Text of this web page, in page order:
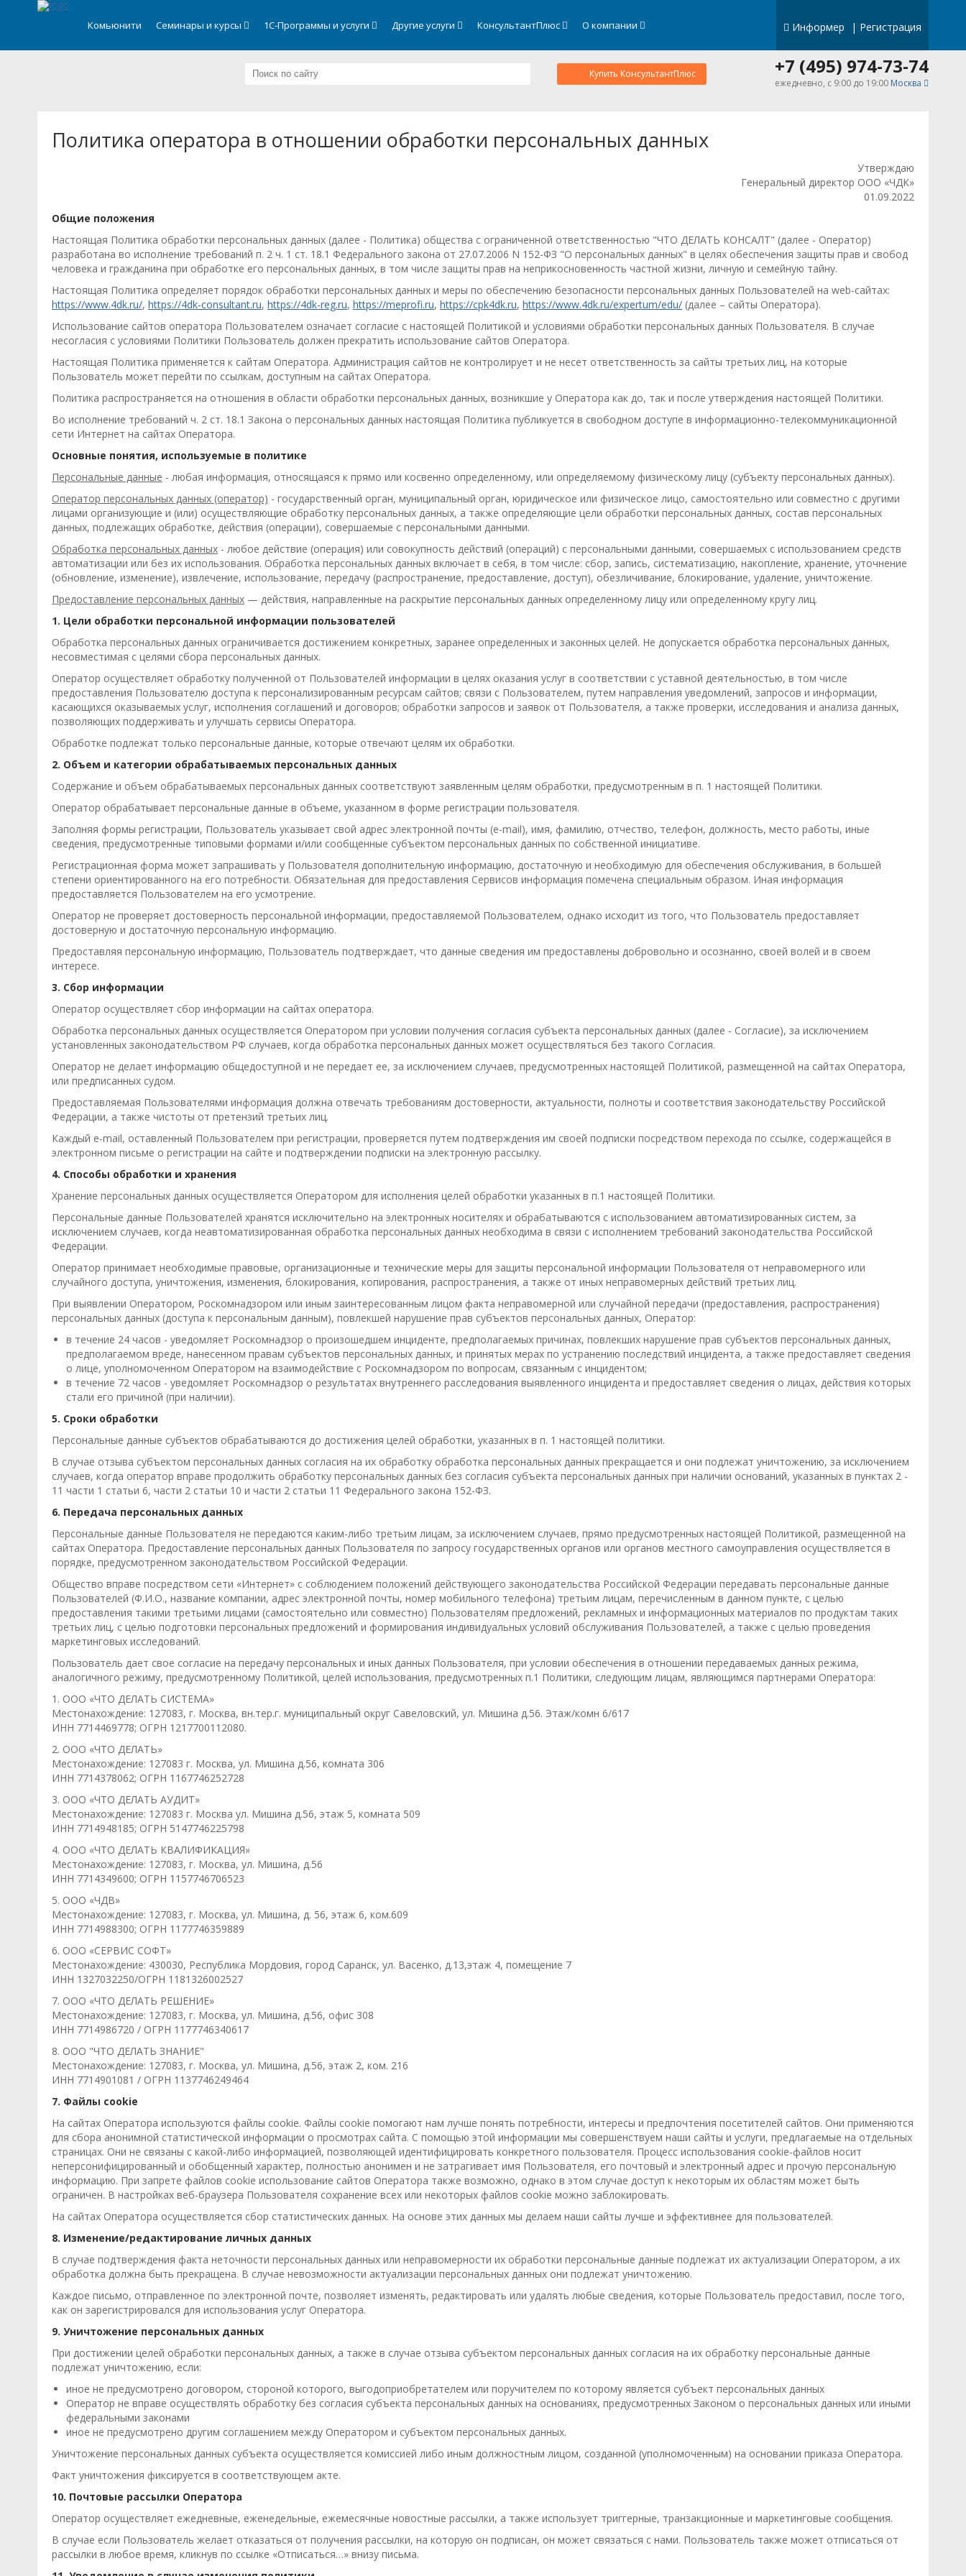
Комьюнити Семинары и курсы 1С-Программы и услуги Другие услуги КонсультантПлюс О компании Информер | Регистрация
Купить КонсультантПлюс +7 (495) 974-73-74
ежедневно, c 9:00 до 19:00 Москва
Политика оператора в отношении обработки персональных данных
Утверждаю
Генеральный директор ООО «ЧДК»
01.09.2022
Общие положения
Настоящая Политика обработки персональных данных (далее - Политика) общества с ограниченной ответственностью "ЧТО ДЕЛАТЬ КОНСАЛТ" (далее - Оператор)
разработана во исполнение требований п. 2 ч. 1 ст. 18.1 Федерального закона от 27.07.2006 N 152-ФЗ "О персональных данных" в целях обеспечения защиты прав и свобод
человека и гражданина при обработке его персональных данных, в том числе защиты прав на неприкосновенность частной жизни, личную и семейную тайну.
Настоящая Политика определяет порядок обработки персональных данных и меры по обеспечению безопасности персональных данных Пользователей на web-сайтах:
https://www.4dk.ru/, https://4dk-consultant.ru, https://4dk-reg.ru, https://meprofi.ru, https://cpk4dk.ru, https://www.4dk.ru/expertum/edu/ (далее – сайты Оператора).
Использование сайтов оператора Пользователем означает согласие с настоящей Политикой и условиями обработки персональных данных Пользователя. В случае
несогласия с условиями Политики Пользователь должен прекратить использование сайтов Оператора.
Настоящая Политика применяется к сайтам Оператора. Администрация сайтов не контролирует и не несет ответственность за сайты третьих лиц, на которые
Пользователь может перейти по ссылкам, доступным на сайтах Оператора.
Политика распространяется на отношения в области обработки персональных данных, возникшие у Оператора как до, так и после утверждения настоящей Политики.
Во исполнение требований ч. 2 ст. 18.1 Закона о персональных данных настоящая Политика публикуется в свободном доступе в информационно-телекоммуникационной
сети Интернет на сайтах Оператора.
Основные понятия, используемые в политике
Персональные данные - любая информация, относящаяся к прямо или косвенно определенному, или определяемому физическому лицу (субъекту персональных данных).
Оператор персональных данных (оператор) - государственный орган, муниципальный орган, юридическое или физическое лицо, самостоятельно или совместно с другими
лицами организующие и (или) осуществляющие обработку персональных данных, а также определяющие цели обработки персональных данных, состав персональных
данных, подлежащих обработке, действия (операции), совершаемые с персональными данными.
Обработка персональных данных - любое действие (операция) или совокупность действий (операций) с персональными данными, совершаемых с использованием средств
автоматизации или без их использования. Обработка персональных данных включает в себя, в том числе: сбор, запись, систематизацию, накопление, хранение, уточнение
(обновление, изменение), извлечение, использование, передачу (распространение, предоставление, доступ), обезличивание, блокирование, удаление, уничтожение.
Предоставление персональных данных — действия, направленные на раскрытие персональных данных определенному лицу или определенному кругу лиц.
1. Цели обработки персональной информации пользователей
Обработка персональных данных ограничивается достижением конкретных, заранее определенных и законных целей. Не допускается обработка персональных данных,
несовместимая с целями сбора персональных данных.
Оператор осуществляет обработку полученной от Пользователей информации в целях оказания услуг в соответствии с уставной деятельностью, в том числе
предоставления Пользователю доступа к персонализированным ресурсам сайтов; связи с Пользователем, путем направления уведомлений, запросов и информации,
касающихся оказываемых услуг, исполнения соглашений и договоров; обработки запросов и заявок от Пользователя, а также проверки, исследования и анализа данных,
позволяющих поддерживать и улучшать сервисы Оператора.
Обработке подлежат только персональные данные, которые отвечают целям их обработки.
2. Объем и категории обрабатываемых персональных данных
Содержание и объем обрабатываемых персональных данных соответствуют заявленным целям обработки, предусмотренным в п. 1 настоящей Политики.
Оператор обрабатывает персональные данные в объеме, указанном в форме регистрации пользователя.
Заполняя формы регистрации, Пользователь указывает свой адрес электронной почты (e-mail), имя, фамилию, отчество, телефон, должность, место работы, иные
сведения, предусмотренные типовыми формами и/или сообщенные субъектом персональных данных по собственной инициативе.
Регистрационная форма может запрашивать у Пользователя дополнительную информацию, достаточную и необходимую для обеспечения обслуживания, в большей
степени ориентированного на его потребности. Обязательная для предоставления Сервисов информация помечена специальным образом. Иная информация
предоставляется Пользователем на его усмотрение.
Оператор не проверяет достоверность персональной информации, предоставляемой Пользователем, однако исходит из того, что Пользователь предоставляет
достоверную и достаточную персональную информацию.
Предоставляя персональную информацию, Пользователь подтверждает, что данные сведения им предоставлены добровольно и осознанно, своей волей и в своем
интересе.
3. Сбор информации
Оператор осуществляет сбор информации на сайтах оператора.
Обработка персональных данных осуществляется Оператором при условии получения согласия субъекта персональных данных (далее - Согласие), за исключением
установленных законодательством РФ случаев, когда обработка персональных данных может осуществляться без такого Согласия.
Оператор не делает информацию общедоступной и не передает ее, за исключением случаев, предусмотренных настоящей Политикой, размещенной на сайтах Оператора,
или предписанных судом.
Предоставляемая Пользователями информация должна отвечать требованиям достоверности, актуальности, полноты и соответствия законодательству Российской
Федерации, а также чистоты от претензий третьих лиц.
Каждый e-mail, оставленный Пользователем при регистрации, проверяется путем подтверждения им своей подписки посредством перехода по ссылке, содержащейся в
электронном письме о регистрации на сайте и подтверждении подписки на электронную рассылку.
4. Способы обработки и хранения
Хранение персональных данных осуществляется Оператором для исполнения целей обработки указанных в п.1 настоящей Политики.
Персональные данные Пользователей хранятся исключительно на электронных носителях и обрабатываются с использованием автоматизированных систем, за
исключением случаев, когда неавтоматизированная обработка персональных данных необходима в связи с исполнением требований законодательства Российской
Федерации.
Оператор принимает необходимые правовые, организационные и технические меры для защиты персональной информации Пользователя от неправомерного или
случайного доступа, уничтожения, изменения, блокирования, копирования, распространения, а также от иных неправомерных действий третьих лиц.
При выявлении Оператором, Роскомнадзором или иным заинтересованным лицом факта неправомерной или случайной передачи (предоставления, распространения)
персональных данных (доступа к персональным данным), повлекшей нарушение прав субъектов персональных данных, Оператор:
в течение 24 часов - уведомляет Роскомнадзор о произошедшем инциденте, предполагаемых причинах, повлекших нарушение прав субъектов персональных данных,
предполагаемом вреде, нанесенном правам субъектов персональных данных, и принятых мерах по устранению последствий инцидента, а также предоставляет сведения
о лице, уполномоченном Оператором на взаимодействие с Роскомнадзором по вопросам, связанным с инцидентом;
в течение 72 часов - уведомляет Роскомнадзор о результатах внутреннего расследования выявленного инцидента и предоставляет сведения о лицах, действия которых
стали его причиной (при наличии).
5. Сроки обработки
Персональные данные субъектов обрабатываются до достижения целей обработки, указанных в п. 1 настоящей политики.
В случае отзыва субъектом персональных данных согласия на их обработку обработка персональных данных прекращается и они подлежат уничтожению, за исключением
случаев, когда оператор вправе продолжить обработку персональных данных без согласия субъекта персональных данных при наличии оснований, указанных в пунктах 2 -
11 части 1 статьи 6, части 2 статьи 10 и части 2 статьи 11 Федерального закона 152-ФЗ.
6. Передача персональных данных
Персональные данные Пользователя не передаются каким-либо третьим лицам, за исключением случаев, прямо предусмотренных настоящей Политикой, размещенной на
сайтах Оператора. Предоставление персональных данных Пользователя по запросу государственных органов или органов местного самоуправления осуществляется в
порядке, предусмотренном законодательством Российской Федерации.
Общество вправе посредством сети «Интернет» с соблюдением положений действующего законодательства Российской Федерации передавать персональные данные
Пользователей (Ф.И.О., название компании, адрес электронной почты, номер мобильного телефона) третьим лицам, перечисленным в данном пункте, с целью
предоставления такими третьими лицами (самостоятельно или совместно) Пользователям предложений, рекламных и информационных материалов по продуктам таких
третьих лиц, с целью подготовки персональных предложений и формирования индивидуальных условий обслуживания Пользователей, а также с целью проведения
маркетинговых исследований.
Пользователь дает свое согласие на передачу персональных и иных данных Пользователя, при условии обеспечения в отношении передаваемых данных режима,
аналогичного режиму, предусмотренному Политикой, целей использования, предусмотренных п.1 Политики, следующим лицам, являющимся партнерами Оператора:
1. ООО «ЧТО ДЕЛАТЬ СИСТЕМА»
Местонахождение: 127083, г. Москва, вн.тер.г. муниципальный округ Савеловский, ул. Мишина д.56. Этаж/комн 6/617
ИНН 7714469778; ОГРН 1217700112080.
2. ООО «ЧТО ДЕЛАТЬ»
Местонахождение: 127083 г. Москва, ул. Мишина д.56, комната 306
ИНН 7714378062; ОГРН 1167746252728
3. ООО «ЧТО ДЕЛАТЬ АУДИТ»
Местонахождение: 127083 г. Москва ул. Мишина д.56, этаж 5, комната 509
ИНН 7714948185; ОГРН 5147746225798
4. ООО «ЧТО ДЕЛАТЬ КВАЛИФИКАЦИЯ»
Местонахождение: 127083, г. Москва, ул. Мишина, д.56
ИНН 7714349600; ОГРН 1157746706523
5. ООО «ЧДВ»
Местонахождение: 127083, г. Москва, ул. Мишина, д. 56, этаж 6, ком.609
ИНН 7714988300; ОГРН 1177746359889
6. ООО «СЕРВИС СОФТ»
Местонахождение: 430030, Республика Мордовия, город Саранск, ул. Васенко, д.13,этаж 4, помещение 7
ИНН 1327032250/ОГРН 1181326002527
7. ООО «ЧТО ДЕЛАТЬ РЕШЕНИЕ»
Местонахождение: 127083, г. Москва, ул. Мишина, д.56, офис 308
ИНН 7714986720 / ОГРН 1177746340617
8. ООО "ЧТО ДЕЛАТЬ ЗНАНИЕ"
Местонахождение: 127083, г. Москва, ул. Мишина, д.56, этаж 2, ком. 216
ИНН 7714901081 / ОГРН 1137746249464
7. Файлы cookie
На сайтах Оператора используются файлы cookie. Файлы cookie помогают нам лучше понять потребности, интересы и предпочтения посетителей сайтов. Они применяются
для сбора анонимной статистической информации о просмотрах сайта. С помощью этой информации мы совершенствуем наши сайты и услуги, предлагаемые на отдельных
страницах. Они не связаны с какой-либо информацией, позволяющей идентифицировать конкретного пользователя. Процесс использования cookie-файлов носит
неперсонифицированный и обобщенный характер, полностью анонимен и не затрагивает имя Пользователя, его почтовый и электронный адрес и прочую персональную
информацию. При запрете файлов cookie использование сайтов Оператора также возможно, однако в этом случае доступ к некоторым их областям может быть
ограничен. В настройках веб-браузера Пользователя сохранение всех или некоторых файлов cookie можно заблокировать.
На сайтах Оператора осуществляется сбор статистических данных. На основе этих данных мы делаем наши сайты лучше и эффективнее для пользователей.
8. Изменение/редактирование личных данных
В случае подтверждения факта неточности персональных данных или неправомерности их обработки персональные данные подлежат их актуализации Оператором, а их
обработка должна быть прекращена. В случае невозможности актуализации персональных данных они подлежат уничтожению.
Каждое письмо, отправленное по электронной почте, позволяет изменять, редактировать или удалять любые сведения, которые Пользователь предоставил, после того,
как он зарегистрировался для использования услуг Оператора.
9. Уничтожение персональных данных
При достижении целей обработки персональных данных, а также в случае отзыва субъектом персональных данных согласия на их обработку персональные данные
подлежат уничтожению, если:
иное не предусмотрено договором, стороной которого, выгодоприобретателем или поручителем по которому является субъект персональных данных
Оператор не вправе осуществлять обработку без согласия субъекта персональных данных на основаниях, предусмотренных Законом о персональных данных или иными
федеральными законами
иное не предусмотрено другим соглашением между Оператором и субъектом персональных данных.
Уничтожение персональных данных субъекта осуществляется комиссией либо иным должностным лицом, созданной (уполномоченным) на основании приказа Оператора.
Факт уничтожения фиксируется в соответствующем акте.
10. Почтовые рассылки Оператора
Оператор осуществляет ежедневные, еженедельные, ежемесячные новостные рассылки, а также использует триггерные, транзакционные и маркетинговые сообщения.
В случае если Пользователь желает отказаться от получения рассылки, на которую он подписан, он может связаться с нами. Пользователь также может отписаться от
рассылки в любое время, кликнув по ссылке «Отписаться…» внизу письма.